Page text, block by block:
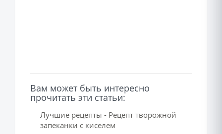
Вам может быть интересно
прочитать эти статьи:
Лучшие рецепты - Рецепт творожной
запеканки с киселем